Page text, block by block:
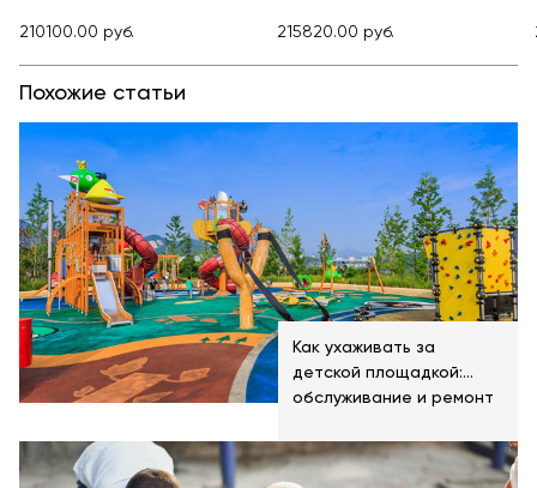
210100.00 руб. 215820.00 руб.
Похожие статьи
Как ухаживать за
детской площадкой:
обслуживание и ремонт